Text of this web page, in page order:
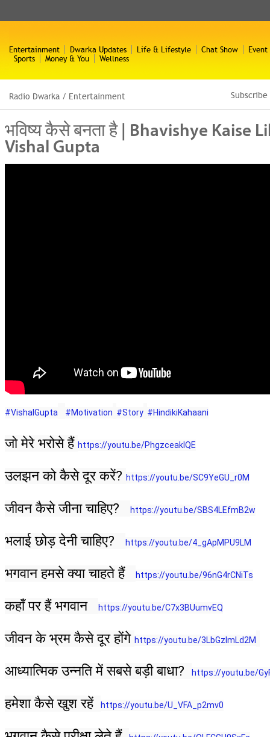
Entertainment Dwarka Updates Life & Lifestyle Chat Show
Event
Sports
Money & You Wellness
Radio Dwarka / Entertainment
भविष्य कैसे बनता है | Bhavishye Kaise
Vishal Gupta
#VishalGupta #Motivation #Story #HindikiKahaani
जो मेरे भरोसे हैं https://youtu.be/PhgzceaklQE
उलझन को कैसे दूर करें? https://youtu.be/SC9YeGU_r0M
जीवन कैसे जीना चाहिए? https://youtu.be/SBS4LEfmB2w
भलाई छोड़ देनी चाहिए? https://youtu.be/4_gApMPU9LM
भगवान हमसे क्या चाहते हैं https://youtu.be/96nG4rCNiTs
कहाँ पर हैं भगवान https://youtu.be/C7x3BUumvEQ
जीवन के भ्रम कैसे दूर होंगे https://youtu.be/3LbGzlmLd2M
आध्यात्मिक उन्नति में सबसे बड़ी बाधा? https://youtu.be/
हमेशा कैसे खुश रहें https://youtu.be/U_VFA_p2mv0